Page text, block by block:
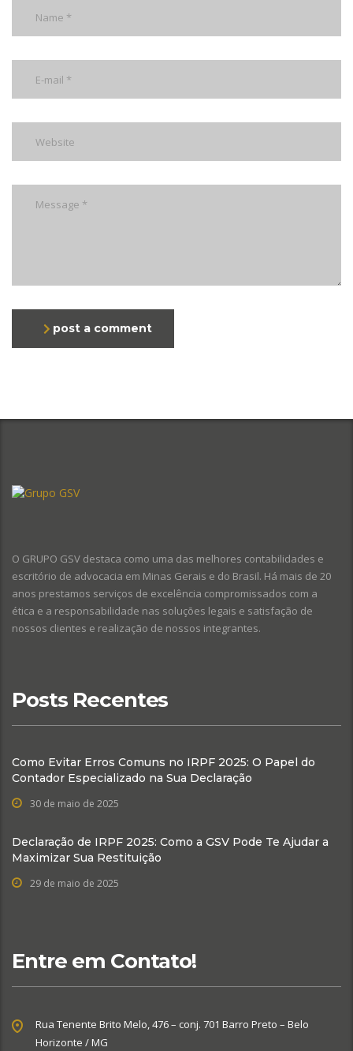
post a comment
O GRUPO GSV destaca como uma das melhores contabilidades e
escritório de advocacia em Minas Gerais e do Brasil. Há mais de 20
anos prestamos serviços de excelência compromissados com a
ética e a responsabilidade nas soluções legais e satisfação de
nossos clientes e realização de nossos integrantes.
Posts Recentes
Como Evitar Erros Comuns no IRPF 2025: O Papel do
Contador Especializado na Sua Declaração
30 de maio de 2025
Declaração de IRPF 2025: Como a GSV Pode Te Ajudar a
Maximizar Sua Restituição
29 de maio de 2025
Entre em Contato!
Rua Tenente Brito Melo, 476 – conj. 701 Barro Preto – Belo
Horizonte / MG